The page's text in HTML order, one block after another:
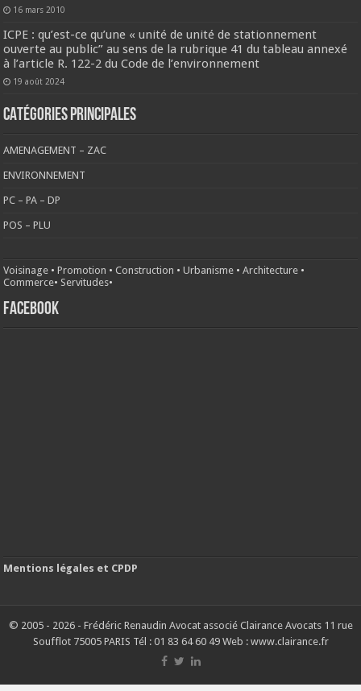
16 mars 2010
ICPE : qu’est-ce qu’une « unité de unité de stationnement
ouverte au public” au sens de la rubrique 41 du tableau annexé
à l’article R. 122-2 du Code de l’environnement
19 août 2024
CATÉGORIES PRINCIPALES
AMENAGEMENT – ZAC
ENVIRONNEMENT
PC – PA – DP
POS – PLU
Voisinage •Promotion •Construction •Urbanisme •Architecture •
Commerce• Servitudes•
FACEBOOK
Mentions légales et CPDP
© 2005 - 2026 - Frédéric Renaudin Avocat associé Clairance Avocats 11 rue
Soufflot 75005 PARIS Tél : 01 83 64 60 49 Web : www.clairance.fr